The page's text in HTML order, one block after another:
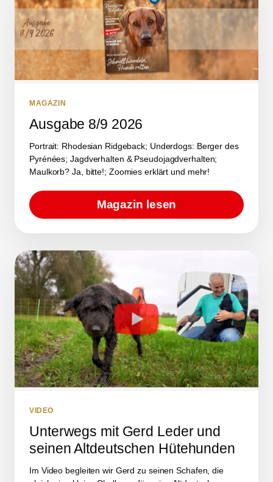
MAGAZIN
Ausgabe 8/9 2026
Portrait: Rhodesian Ridgeback; Underdogs: Berger des
Pyrénées; Jagdverhalten & Pseudojagdverhalten;
Maulkorb? Ja, bitte!; Zoomies erklärt und mehr!
Magazin lesen
VIDEO
Unterwegs mit Gerd Leder und
seinen Altdeutschen Hütehunden
Im Video begleiten wir Gerd zu seinen Schafen, die